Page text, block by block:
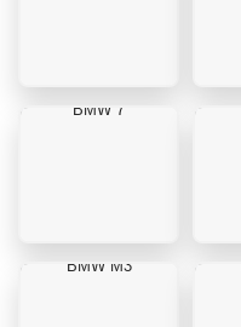
BMW 7
BMW M3